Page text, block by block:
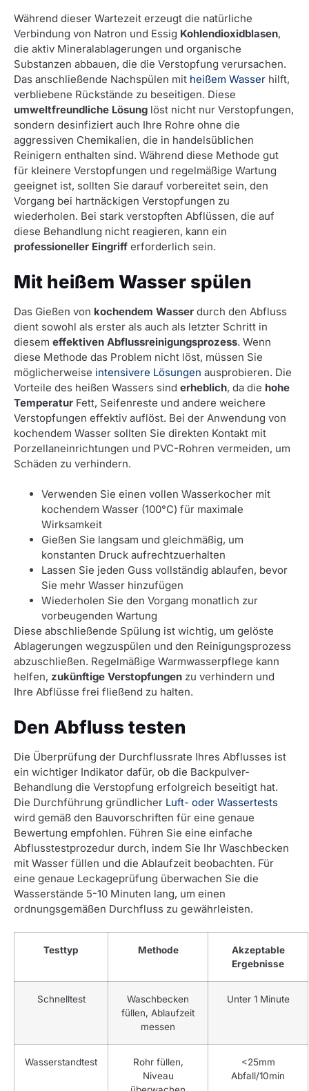
Während dieser Wartezeit erzeugt die natürliche
Verbindung von Natron und Essig Kohlendioxidblasen,
die aktiv Mineralablagerungen und organische
Substanzen abbauen, die die Verstopfung verursachen.
Das anschließende Nachspülen mit heißem Wasser hilft,
verbliebene Rückstände zu beseitigen. Diese
umweltfreundliche Lösung löst nicht nur Verstopfungen,
sondern desinfiziert auch Ihre Rohre ohne die
aggressiven Chemikalien, die in handelsüblichen
Reinigern enthalten sind. Während diese Methode gut
für kleinere Verstopfungen und regelmäßige Wartung
geeignet ist, sollten Sie darauf vorbereitet sein, den
Vorgang bei hartnäckigen Verstopfungen zu
wiederholen. Bei stark verstopften Abflüssen, die auf
diese Behandlung nicht reagieren, kann ein
professioneller Eingriff erforderlich sein.
Mit heißem Wasser spülen
Das Gießen von kochendem Wasser durch den Abfluss
dient sowohl als erster als auch als letzter Schritt in
diesem effektiven Abflussreinigungsprozess. Wenn
diese Methode das Problem nicht löst, müssen Sie
möglicherweise intensivere Lösungen ausprobieren. Die
Vorteile des heißen Wassers sind erheblich, da die hohe
Temperatur Fett, Seifenreste und andere weichere
Verstopfungen effektiv auflöst. Bei der Anwendung von
kochendem Wasser sollten Sie direkten Kontakt mit
Porzellaneinrichtungen und PVC-Rohren vermeiden, um
Schäden zu verhindern.
Verwenden Sie einen vollen Wasserkocher mit
kochendem Wasser (100°C) für maximale
Wirksamkeit
Gießen Sie langsam und gleichmäßig, um
konstanten Druck aufrechtzuerhalten
Lassen Sie jeden Guss vollständig ablaufen, bevor
Sie mehr Wasser hinzufügen
Wiederholen Sie den Vorgang monatlich zur
vorbeugenden Wartung
Diese abschließende Spülung ist wichtig, um gelöste
Ablagerungen wegzuspülen und den Reinigungsprozess
abzuschließen. Regelmäßige Warmwasserpflege kann
helfen, zukünftige Verstopfungen zu verhindern und
Ihre Abflüsse frei fließend zu halten.
Den Abfluss testen
Die Überprüfung der Durchflussrate Ihres Abflusses ist
ein wichtiger Indikator dafür, ob die Backpulver-
Behandlung die Verstopfung erfolgreich beseitigt hat.
Die Durchführung gründlicher Luft- oder Wassertests
wird gemäß den Bauvorschriften für eine genaue
Bewertung empfohlen. Führen Sie eine einfache
Abflusstestprozedur durch, indem Sie Ihr Waschbecken
mit Wasser füllen und die Ablaufzeit beobachten. Für
eine genaue Leckageprüfung überwachen Sie die
Wasserstände 5-10 Minuten lang, um einen
ordnungsgemäßen Durchfluss zu gewährleisten.
Testtyp Methode
Akzeptable
Ergebnisse
Schnelltest
Waschbecken
füllen, Ablaufzeit
messen
Unter 1 Minute
Wasserstandtest
Rohr füllen,
Niveau
<25mm
Abfall/10min